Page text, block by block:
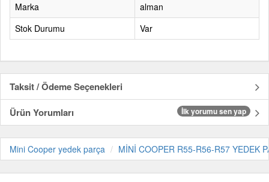
Marka
alman
Stok Durumu
Var
Taksit / Ödeme Seçenekleri
Ürün Yorumları
İlk yorumu sen yap
Mini Cooper yedek parça MİNİ COOPER R55-R56-R57 YEDEK